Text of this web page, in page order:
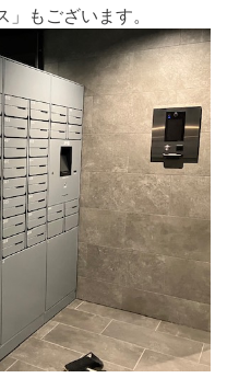
」もございます。